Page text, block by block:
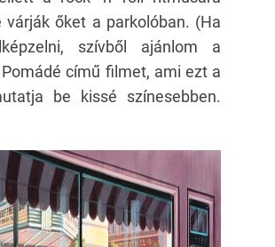
várják őket a parkolóban. (Ha
szívből ajánlom a
című filmet, ami ezt a
be kissé színesebben.